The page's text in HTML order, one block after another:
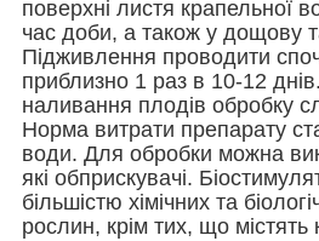
поверхні листя крапельної
час доби, а також у дощову
Підживлення проводити
приблизно 1 раз в 10-12
наливання плодів обробку
Норма витрати препарату
води. Для обробки можна
які обприскувачі.
більшістю хімічних та
рослин, крім тих, що містять